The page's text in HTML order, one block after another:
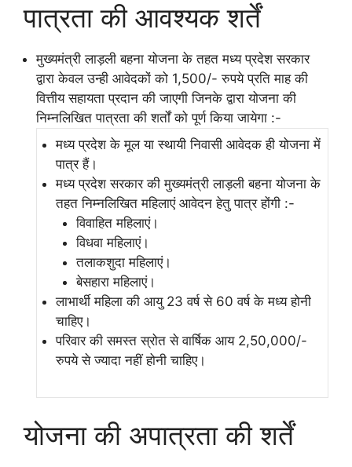
पात्रता की आवश्यक शर्तें
मुख्यमंत्री लाड़ली बहना योजना के तहत मध्य प्रदेश सरकार
द्वारा केवल उन्ही आवेदकों को 1,500/- रुपये प्रति माह की
वित्तीय सहायता प्रदान की जाएगी जिनके द्वारा योजना की
निम्नलिखित पात्रता की शर्तों को पूर्ण किया जायेगा :-
मध्य प्रदेश के मूल या स्थायी निवासी आवेदक ही योजना में
पात्र हैं।
मध्य प्रदेश सरकार की मुख्यमंत्री लाड़ली बहना योजना के
तहत निम्नलिखित महिलाएं आवेदन हेतु पात्र होंगी :-
विवाहित महिलाएं।
विधवा महिलाएं।
तलाकशुदा महिलाएं।
बेसहारा महिलाएं।
लाभार्थी महिला की आयु 23 वर्ष से 60 वर्ष के मध्य होनी
चाहिए।
परिवार की समस्त स्रोत से वार्षिक आय 2,50,000/-
रुपये से ज्यादा नहीं होनी चाहिए।
योजना की अपात्रता की शर्तें